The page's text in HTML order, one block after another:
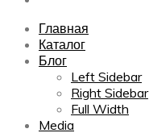
Главная
Каталог
Блог
Left Sidebar
Right Sidebar
Full Width
Media